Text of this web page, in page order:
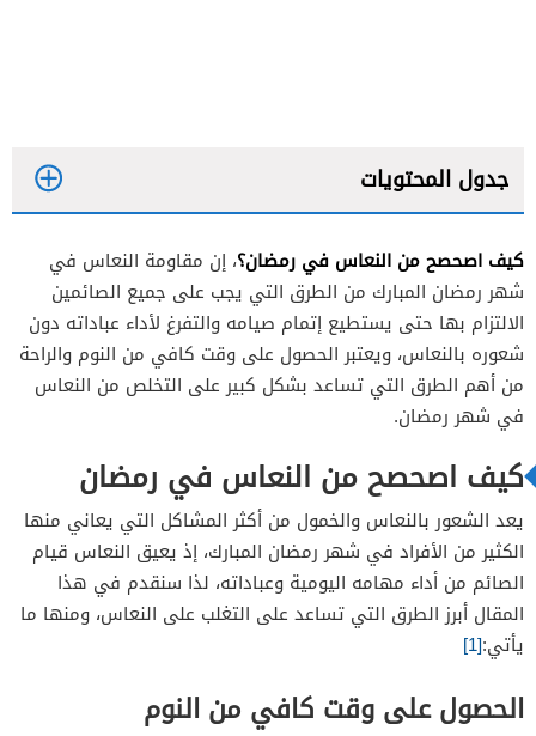
جدول المحتويات
الحصول على وقت كافي من النوم
تنظيم نمط النوم
الحصول على قيلولة أثناء وقت الصيام
تناول الأطعمة والمشروبات الصحية
كيف اصحصح من النعاس في رمضان؟، إن مقاومة النعاس في
شهر رمضان المبارك من الطرق التي يجب على جميع الصائمين
الالتزام بها حتى يستطيع إتمام صيامه والتفرغ لأداء عباداته دون
شعوره بالنعاس، ويعتبر الحصول على وقت كافي من النوم والراحة
من أهم الطرق التي تساعد بشكل كبير على التخلص من النعاس
في شهر رمضان.
كيف اصحصح من النعاس في رمضان
يعد الشعور بالنعاس والخمول من أكثر المشاكل التي يعاني منها
الكثير من الأفراد في شهر رمضان المبارك، إذ يعيق النعاس قيام
الصائم من أداء مهامه اليومية وعباداته، لذا سنقدم في هذا
المقال أبرز الطرق التي تساعد على التغلب على النعاس، ومنها ما
يأتي:[1]
الحصول على وقت كافي من النوم